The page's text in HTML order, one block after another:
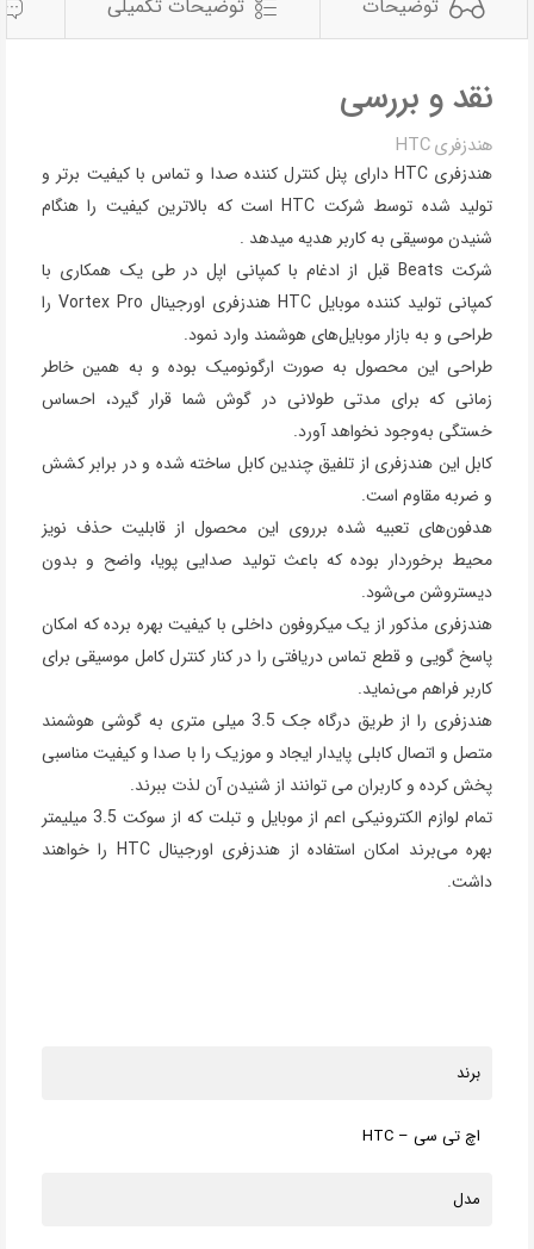
توضیحات توضیحات تکمیلی
نقد و بررسی
هندزفری HTC
هندزفری HTC دارای پنل کنترل کننده صدا و تماس با کیفیت برتر و
تولید شده توسط شرکت HTC است که بالاترین کیفیت را هنگام
شنیدن موسیقی به کاربر هدیه میدهد .
شرکت Beats قبل از ادغام با کمپانی اپل در طی یک همکاری با
کمپانی تولید کننده موبایل HTC هندزفری اورجینال Vortex Pro را
طراحی و به بازار موبایل‌های هوشمند وارد نمود.
طراحی این محصول به صورت ارگونومیک بوده و به همین خاطر
زمانی که برای مدتی طولانی در گوش شما قرار گیرد، احساس
خستگی به‌وجود نخواهد آورد.
کابل این هندزفری از تلفیق چندین کابل ساخته شده و در برابر کشش
و ضربه مقاوم است.
هدفون‌های تعبیه شده برروی این محصول از قابلیت حذف نویز
محیط برخوردار بوده که باعث تولید صدایی پویا، واضح و بدون
دیستروشن می‌شود.
هندزفری مذکور از یک میکروفون داخلی با کیفیت بهره برده که امکان
پاسخ گویی و قطع تماس دریافتی را در کنار کنترل کامل موسیقی برای
کاربر فراهم می‌نماید.
هندزفری را از طریق درگاه جک 3.5 میلی متری به گوشی هوشمند
متصل و اتصال کابلی پایدار ایجاد و موزیک را با صدا و کیفیت مناسبی
پخش کرده و کاربران می توانند از شنیدن آن لذت ببرند.
تمام لوازم الکترونیکی اعم از موبایل و تبلت که از سوکت 3.5 میلیمتر
بهره می‌برند امکان استفاده از هندزفری اورجینال HTC را خواهند
داشت.
برند
اچ تی سی – HTC
مدل